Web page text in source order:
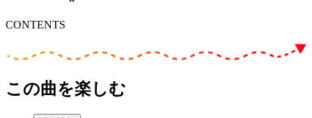
CONTENTS
この曲を楽しむ